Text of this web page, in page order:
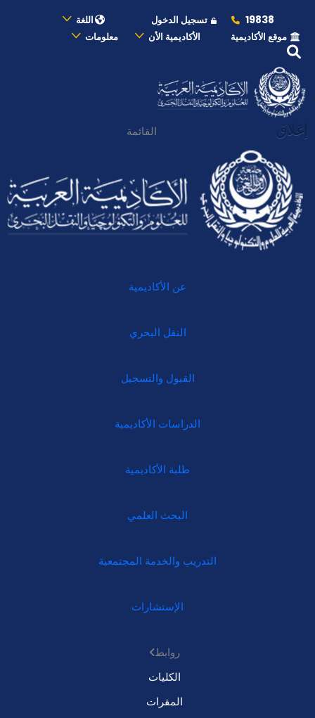
19838 تسجيل الدخول
اللغة
موقع الأكاديمية
الأكاديمية الأن معلومات
إغلاق القائمة
عن الأكاديمية
النقل البحري
القبول والتسجيل
الدراسات الأكاديمية
طلبة الأكاديمية
البحث العلمي
التدريب والخدمة المجتمعية
الإستشارات
روابط
الكليات
المقرات